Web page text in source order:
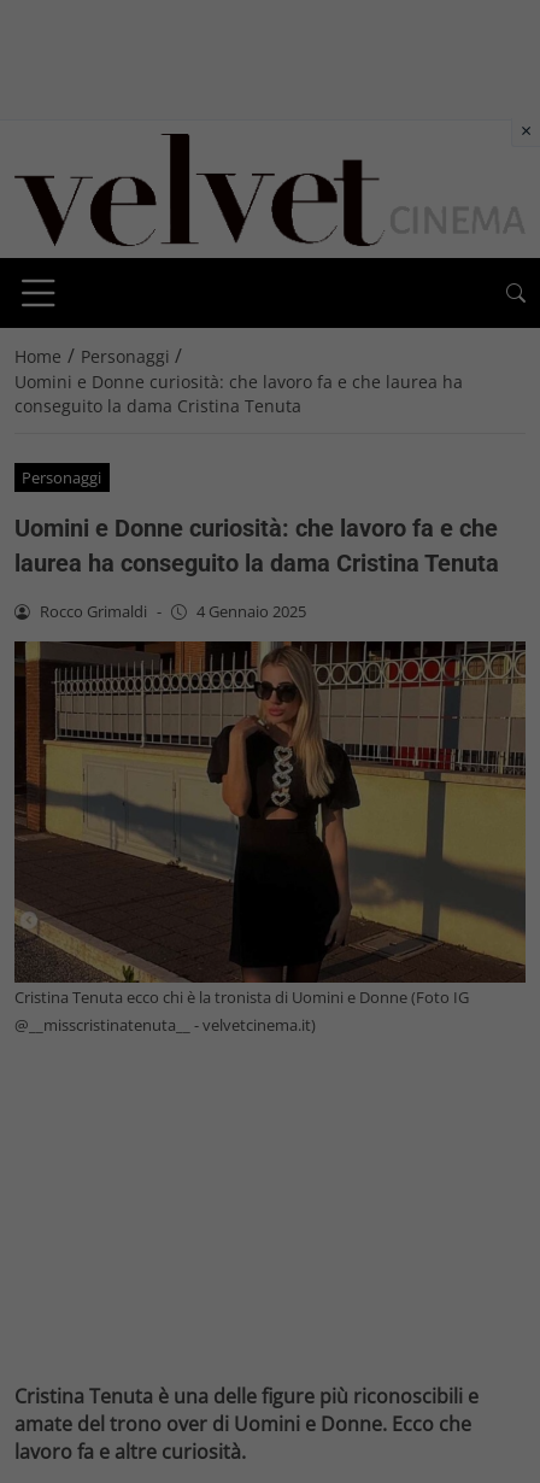
Home / Personaggi /
Uomini e Donne curiosità: che lavoro fa e che laurea ha
conseguito la dama Cristina Tenuta
Personaggi
Uomini e Donne curiosità: che lavoro fa e che
laurea ha conseguito la dama Cristina Tenuta
Rocco Grimaldi - 4 Gennaio 2025
Cristina Tenuta ecco chi è la tronista di Uomini e Donne (Foto IG
@__misscristinatenuta__ - velvetcinema.it)
Cristina Tenuta è una delle figure più riconoscibili e
amate del trono over di Uomini e Donne. Ecco che
lavoro fa e altre curiosità.
×